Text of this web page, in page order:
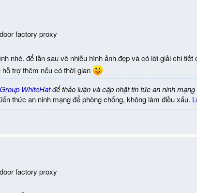
factory proxy
nhé. để lần sau vẽ nhiều hình ảnh đẹp và có lời giải chi tiết
trợ thêm nếu có thời gian
Group WhiteHatđể thảo luận và cập nhật tin tức an ninh mạng
thức an ninh mạng để phòng chống, không làm điều xấu.
factory proxy